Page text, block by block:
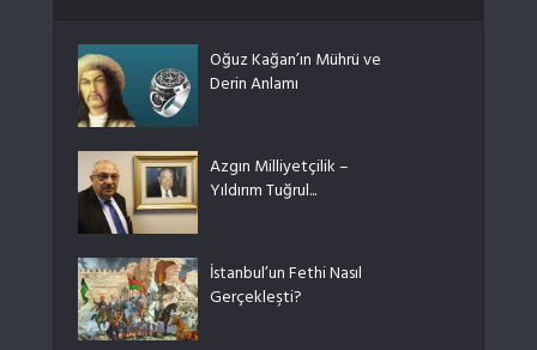
Oğuz Kağan’ın Mührü ve
Derin Anlamı
Azgın Milliyetçilik –
Yıldırım Tuğrul...
İstanbul’un Fethi Nasıl
Gerçekleşti?